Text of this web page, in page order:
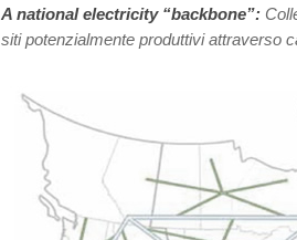
A national electricity “backbone”:
siti potenzialmente produttivi attraverso